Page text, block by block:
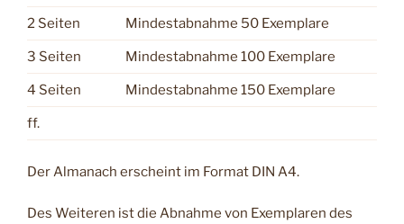
2 Seiten Mindestabnahme 50 Exemplare
3 Seiten Mindestabnahme 100 Exemplare
4 Seiten Mindestabnahme 150 Exemplare
ff.
Der Almanach erscheint im Format DIN A4.
Des Weiteren ist die Abnahme von Exemplaren des